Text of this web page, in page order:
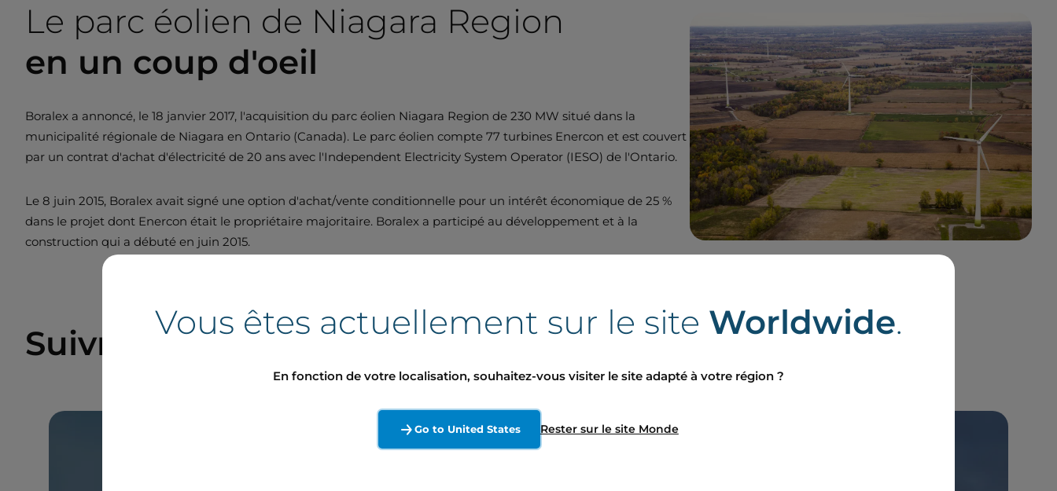
Le parc éolien de Niagara Region
en un coup d'oeil
Boralex a annoncé, le 18 janvier 2017, l'acquisition du parc éolien Niagara Region de 230 MW situé dans la
municipalité régionale de Niagara en Ontario (Canada). Le parc éolien compte 77 turbines Enercon et est couvert
par un contrat d'achat d'électricité de 20 ans avec l'Independent Electricity System Operator (IESO) de l'Ontario.
Le 8 juin 2015, Boralex avait signé une option d'achat/vente conditionnelle pour un intérêt économique de 25 %
dans le projet dont Enercon était le propriétaire majoritaire. Boralex a participé au développement et à la
construction qui a débuté en juin 2015.
Suivre nos actualités au Canada et à l'international
Vous êtes actuellement sur le site Worldwide.
En fonction de votre localisation, souhaitez-vous visiter le site adapté à votre région ?
Go to United States Rester sur le site Monde